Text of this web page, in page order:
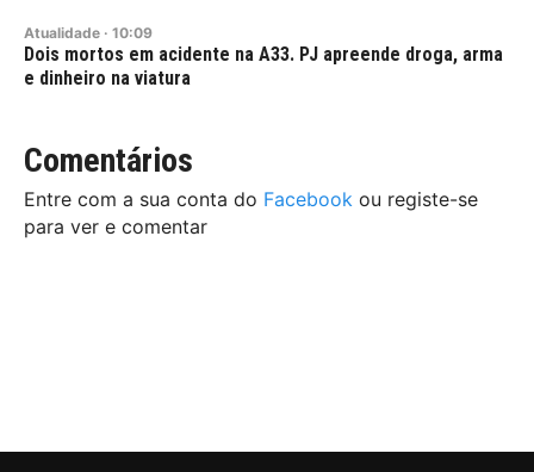
Atualidade · 10:09
Dois mortos em acidente na A33. PJ apreende droga, arma
e dinheiro na viatura
Comentários
Entre com a sua conta do Facebook ou registe-se
para ver e comentar